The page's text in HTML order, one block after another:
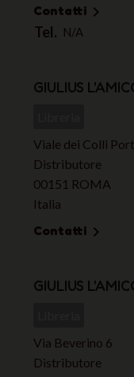
Contatti 
Tel. N/A
GIULIUS
Viale dei Colli
Distributore
00151 ROMA
Italia
Contatti 
GIULIUS
Via Beverino 6
Distributore